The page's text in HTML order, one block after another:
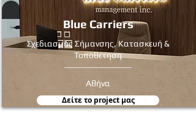
Blue Carriers
Σχεδιασμός Σήμανσης, Κατασκευή &
Τοποθέτηση
Αθήνα
Δείτε τo project μας